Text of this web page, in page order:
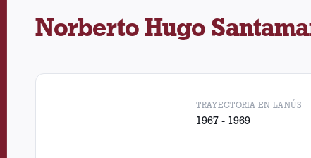
Norberto Hugo
TRAYECTORIA EN LANÚS
1967 - 1969